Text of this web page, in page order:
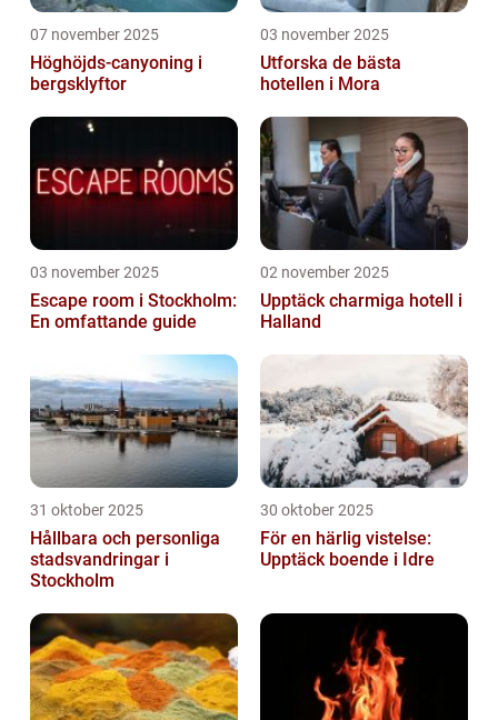
07 november 2025
Höghöjds-canyoning i
bergsklyftor
03 november 2025
Utforska de bästa
hotellen i Mora
03 november 2025
Escape room i Stockholm:
En omfattande guide
02 november 2025
Upptäck charmiga hotell i
Halland
31 oktober 2025
Hållbara och personliga
stadsvandringar i
Stockholm
30 oktober 2025
För en härlig vistelse:
Upptäck boende i Idre